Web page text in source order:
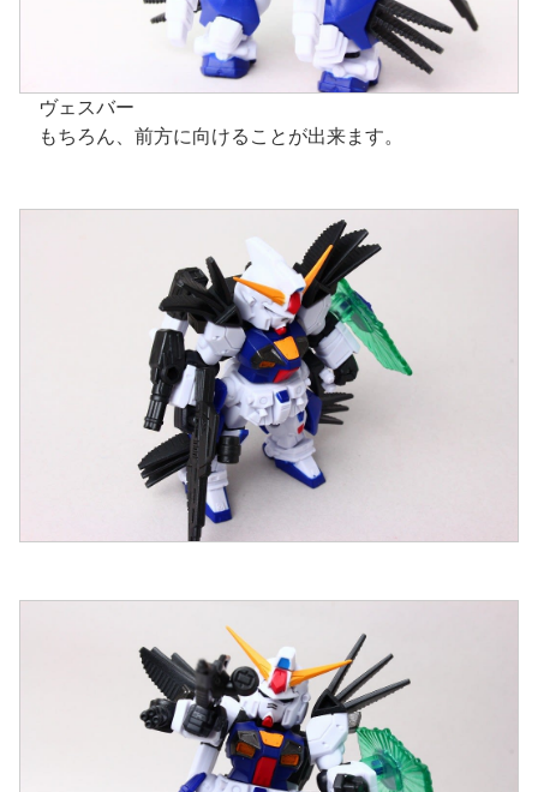
ヴェスバー
もちろん、前方に向けることが出来ます。